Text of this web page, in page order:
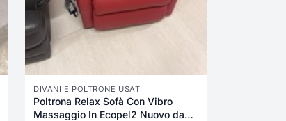
DIVANI E POLTRONE USATI
Poltrona Relax Sofà Con Vibro
Massaggio In Ecopel2 Nuovo da